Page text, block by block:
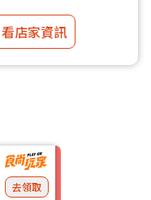
看店家資訊
去領取